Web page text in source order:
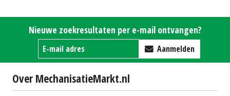
(BS) #25244
€0
Nieuwe zoekresultaten per e-mail ontvangen?
Aanmelden
Over MechanisatieMarkt.nl